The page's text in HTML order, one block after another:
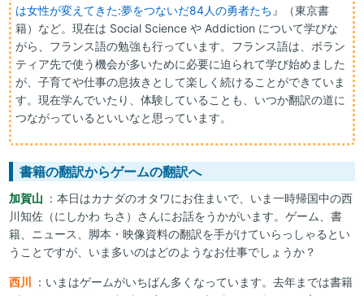
は女性が変えてきた:夢をつないだ84人の勇者たち 』（東京書
籍）など。現在は Social Science や Addiction について学びな
がら、フランス語の勉強も行っています。フランス語は、ボラン
ティア先で使う機会が多いために必要に迫られて学び始めました
が、子育てや仕事の息抜きとして楽しく続けることができていま
す。現在学んでいたり、体験していることも、いつか翻訳の道に
つながっているといいなと思っています。
書籍の翻訳からゲームの翻訳へ
加賀山 ：本日はカナダのオタワにお住まいで、いま一時帰国中の西
川知佐（にしかわ ちさ）さんにお話をうかがいます。ゲーム、書
籍、ニュース、脚本・映像資料の翻訳を手がけていらっしゃるとい
うことですが、いま多いのはどのようなお仕事でしょうか？
西川
：いまはゲームがいちばん多くなっています。去年までは書籍